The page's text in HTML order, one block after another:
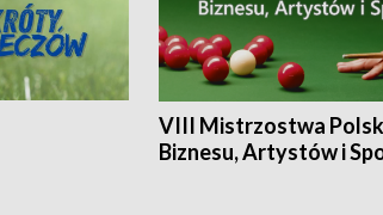
VIII Mistrzostwa
Biznesu, Artystów i